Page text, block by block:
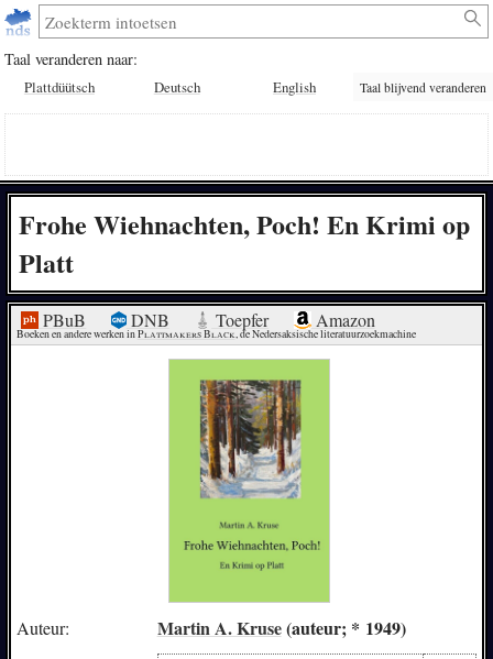
Taal veranderen naar:
Plattdüütsch Deutsch English Taal blijvend veranderen
Frohe Wiehnachten, Poch! En Krimi op
Platt
PBuB DNB Toepfer Amazon
Boeken en andere werken in Plattmakers Black, de Nedersaksische literatuurzoekmachine
Auteur: Martin A. Kruse(auteur; * 1949)